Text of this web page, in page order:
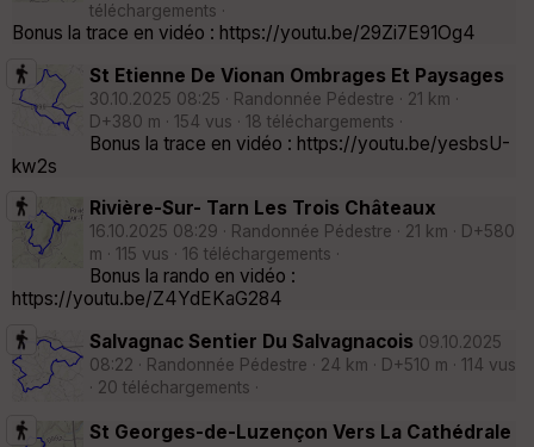
téléchargements ·
Bonus la trace en vidéo : https://youtu.be/29Zi7E91Og4
St Etienne De Vionan Ombrages Et Paysages
30.10.2025 08:25 · Randonnée Pédestre · 21 km ·
D+380 m · 154 vus · 18 téléchargements ·
Bonus la trace en vidéo : https://youtu.be/yesbsU-
kw2s
Rivière-Sur- Tarn Les Trois Châteaux
16.10.2025 08:29 · Randonnée Pédestre · 21 km · D+580
m · 115 vus · 16 téléchargements ·
Bonus la rando en vidéo :
https://youtu.be/Z4YdEKaG284
Salvagnac Sentier Du Salvagnacois 09.10.2025
08:22 · Randonnée Pédestre · 24 km · D+510 m · 114 vus
· 20 téléchargements ·
St Georges-de-Luzençon Vers La Cathédrale